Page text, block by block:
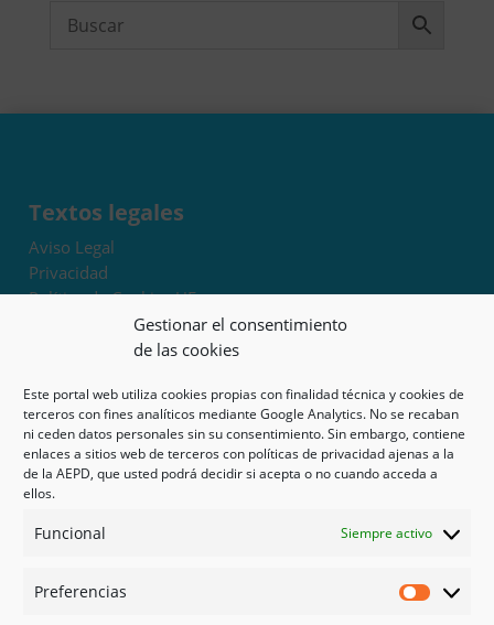
Gestionar el consentimiento
de las cookies
Este portal web utiliza cookies propias con finalidad técnica y cookies de
terceros con fines analíticos mediante Google Analytics. No se recaban
ni ceden datos personales sin su consentimiento. Sin embargo, contiene
enlaces a sitios web de terceros con políticas de privacidad ajenas a la
de la AEPD, que usted podrá decidir si acepta o no cuando acceda a
ellos.
Funcional Siempre activo
Preferencias
Textos legales
Aviso Legal
Privacidad
Política de Cookies UE
Términos y condiciones
Exoneración de responsabilidad
Mapa del sitio
Mi cuenta
Tienda
Psicología en Murcia
Guías
Redes sociales